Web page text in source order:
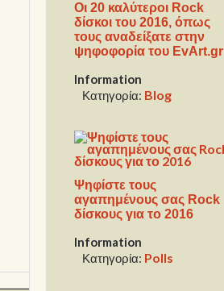
Οι 20 καλύτεροι Rock
δίσκοι του 2016, όπως
τους αναδείξατε στην
ψηφοφορία του EvArt.gr
Information
Κατηγορία: Blog
Ψηφίστε τους
αγαπημένους σας Rock
δίσκους για το 2016
Information
Κατηγορία: Polls